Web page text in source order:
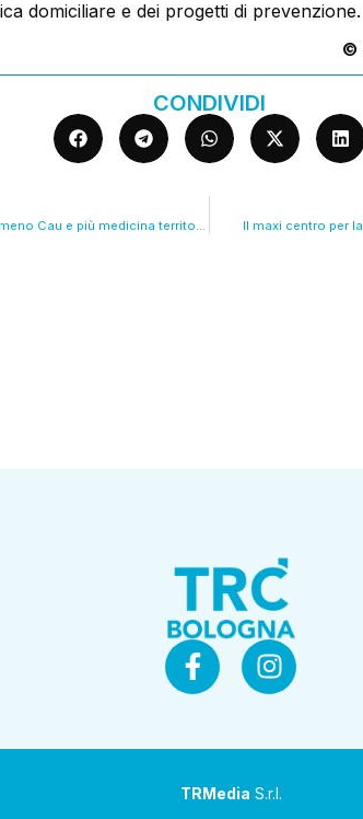
domiciliare e dei progetti di prevenzione.
©
CONDIVIDI
Rivoluzione sanità: meno Cau e più medicina territoriale. VIDEO Il maxi centro per
TRMedia S.r.l.